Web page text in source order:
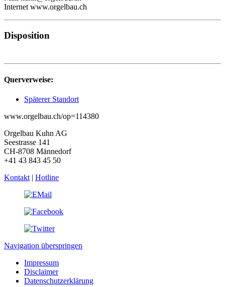
Internet www.orgelbau.ch
Disposition
Querverweise:
Späterer Standort
www.orgelbau.ch/op=114380
Orgelbau Kuhn AG
Seestrasse 141
CH-8708 Männedorf
+41 43 843 45 50
Kontakt | Hotline
Navigation überspringen
Impressum
Disclaimer
Datenschutzerklärung